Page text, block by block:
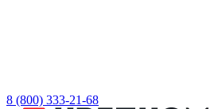
8 (800) 333-21-68